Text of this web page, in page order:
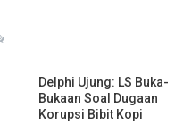
Delphi Ujung: LS Buka-
Bukaan Soal Dugaan
Korupsi Bibit Kopi